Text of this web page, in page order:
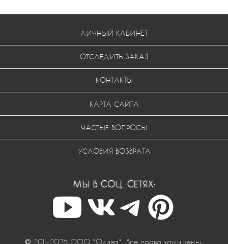
ЛИЧНЫЙ КАБИНЕТ
ОТСЛЕДИТЬ ЗАКАЗ
КОНТАКТЫ
КАРТА САЙТА
ЧАСТЫЕ ВОПРОСЫ
УСЛОВИЯ ВОЗВРАТА
МЫ В СОЦ. СЕТЯХ:
© 2011-2026 ООО "Одива". Все права защищены.